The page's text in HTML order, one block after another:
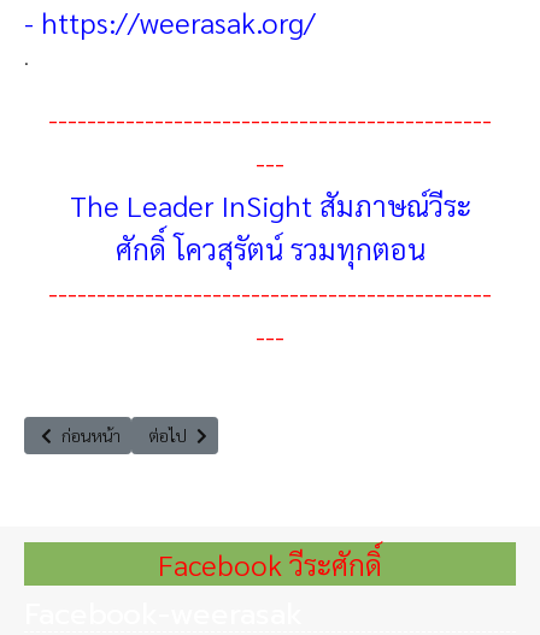
- https://weerasak.org/
.
----------------------------------------------
---
The Leader InSight สัมภาษณ์วีระ
ศักดิ์ โควสุรัตน์ รวมทุกตอน
----------------------------------------------
---
เนื้อหาก่อนหน้า: วีระศักดิ์ โควสุรัตน์ : ต่อยอด Soft Powerอย่างไรให้มีพลัง…
ก่อนหน้า เนื้อหาถัดไป: The Leader InSight "Soft power &
ต่อไป
Facebook วีระศักดิ์